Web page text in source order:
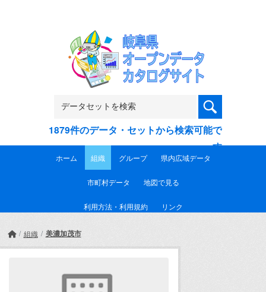
1879件のデータ・セットから検索可能で
す
ホーム 組織 グループ 県内広域データ
市町村データ 地図で見る
利用方法・利用規約 リンク
組織 美濃加茂市